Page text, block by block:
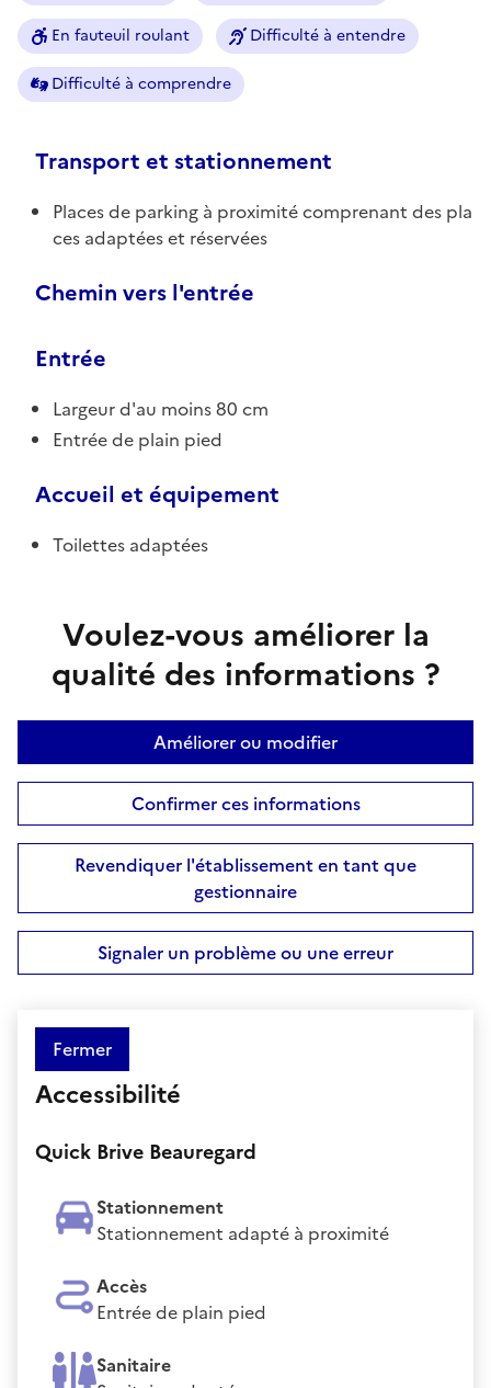
En fauteuil roulant Difficulté à entendre
Difficulté à comprendre
Transport et stationnement
Places de parking à proximité comprenant des pla
ces adaptées et réservées
Chemin vers l'entrée
Entrée
Largeur d'au moins 80 cm
Entrée de plain pied
Accueil et équipement
Toilettes adaptées
Voulez-vous améliorer la
qualité des informations ?
Améliorer ou modifier
Confirmer ces informations
Revendiquer l'établissement en tant que
gestionnaire
Signaler un problème ou une erreur
Fermer
Accessibilité
Quick Brive Beauregard
Stationnement
Stationnement adapté à proximité
Accès
Entrée de plain pied
Sanitaire